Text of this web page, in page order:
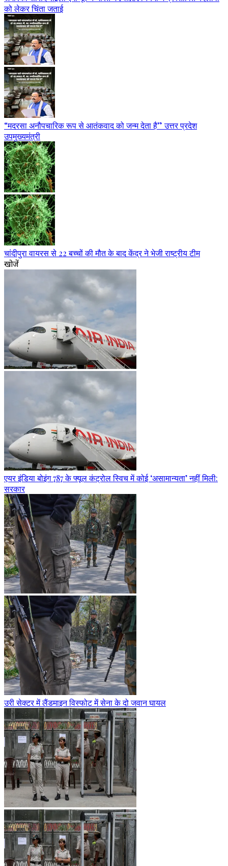
को लेकर चिंता जताई
“मदरसा अनौपचारिक रूप से आतंकवाद को जन्म देता है” उत्तर प्रदेश
उपमुख्यमंत्री
चांदीपुरा वायरस से 22 बच्चों की मौत के बाद केंद्र ने भेजी राष्ट्रीय टीम
खोजें
एयर इंडिया बोइंग 787 के फ्यूल कंट्रोल स्विच में कोई ‘असामान्यता’ नहीं मिली:
सरकार
उरी सेक्टर में लैंडमाइन विस्फोट में सेना के दो जवान घायल